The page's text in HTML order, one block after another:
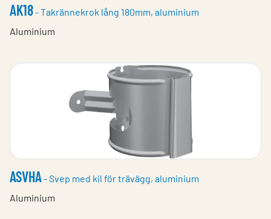
AK18- Takrännekrok lång 180mm, aluminium
Aluminium
ASVHA- Svep med kil för trävägg, aluminium
Aluminium